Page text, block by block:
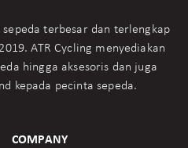
sepeda terbesar dan terlengkap
ATR Cycling menyediakan
hingga aksesoris dan juga
kepada pecinta sepeda.
COMPANY